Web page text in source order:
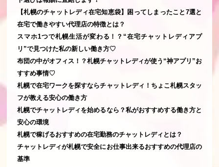
【札幌のチャットレディ在宅知恵袋】困ってしまったこと7選と
在宅で働きやすい代理店の特徴とは？
スマホ1つで札幌生活が変わる！？“在宅チャットレディアプ
リ”で見つけた私の新しい働き方♡
布団の中がオフィス！？札幌チャットレディが使う“神アプリ”お
すすめ事情♡
札幌で在宅ワークを探すならチャットレディ！ちょこ札幌スタッ
フが教える安心の働き方
札幌でチャットレディを始めるなら？私がおすすめする働き方と
安心の環境
札幌で稼げるおすすめの在宅勤務のチャットレディとは？
チャットレディが札幌で安全にお仕事出来るおすすめの代理店の
基準